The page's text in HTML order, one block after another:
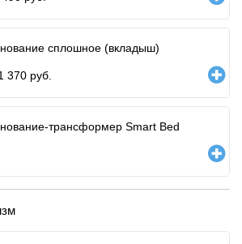
сплошное (вкладыш)
370 руб.
трансформер Smart Bed